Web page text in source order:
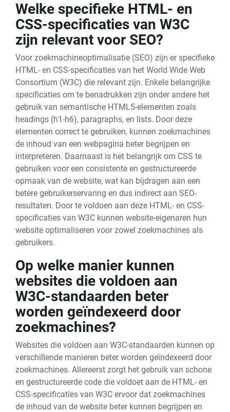
Welke specifieke HTML- en
CSS-specificaties van W3C
zijn relevant voor SEO?
Voor zoekmachineoptimalisatie (SEO) zijn er specifieke
HTML- en CSS-specificaties van het World Wide Web
Consortium (W3C) die relevant zijn. Enkele belangrijke
specificaties om te benadrukken zijn onder andere het
gebruik van semantische HTML5-elementen zoals
headings (h1-h6), paragraphs, en lists. Door deze
elementen correct te gebruiken, kunnen zoekmachines
de inhoud van een webpagina beter begrijpen en
interpreteren. Daarnaast is het belangrijk om CSS te
gebruiken voor een consistente en gestructureerde
opmaak van de website, wat kan bijdragen aan een
betere gebruikerservaring en dus indirect aan SEO-
resultaten. Door te voldoen aan deze HTML- en CSS-
specificaties van W3C kunnen website-eigenaren hun
website optimaliseren voor zowel zoekmachines als
gebruikers.
Op welke manier kunnen
websites die voldoen aan
W3C-standaarden beter
worden geïndexeerd door
zoekmachines?
Websites die voldoen aan W3C-standaarden kunnen op
verschillende manieren beter worden geïndexeerd door
zoekmachines. Allereerst zorgt het gebruik van schone
en gestructureerde code die voldoet aan de HTML- en
CSS-specificaties van W3C ervoor dat zoekmachines
de inhoud van de website beter kunnen begrijpen en